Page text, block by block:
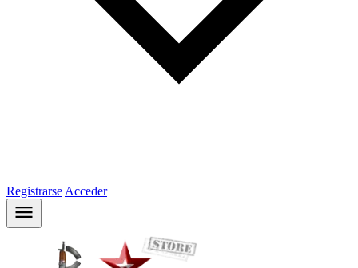
Registrarse Acceder